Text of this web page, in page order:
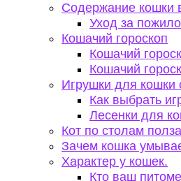
Содержание кошки
Уход за
Кошачий гороскоп
Кошачий
Кошачий
Игрушки для кошки
Как выбрать
Лесенки для
Кот по столам
Зачем кошка
Характер у кошек.
Кто ваш